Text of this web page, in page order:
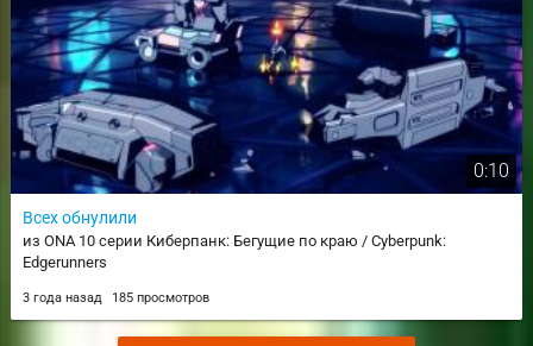
0:10
Всех обнулили
из ONA 10 серии Киберпанк: Бегущие по краю / Cyberpunk:
Edgerunners
3 года назад 185 просмотров